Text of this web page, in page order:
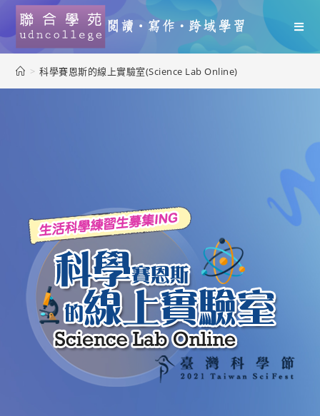
> 科學賽恩斯的線上實驗室(Science Lab Online)